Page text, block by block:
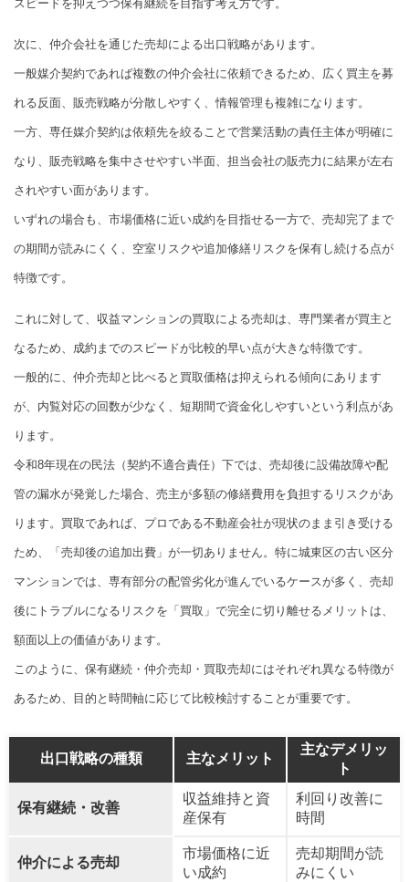
スピードを抑えつつ保有継続を目指す考え方です。
次に、仲介会社を通じた売却による出口戦略があります。
一般媒介契約であれば複数の仲介会社に依頼できるため、広く買主を募
れる反面、販売戦略が分散しやすく、情報管理も複雑になります。
一方、専任媒介契約は依頼先を絞ることで営業活動の責任主体が明確に
なり、販売戦略を集中させやすい半面、担当会社の販売力に結果が左右
されやすい面があります。
いずれの場合も、市場価格に近い成約を目指せる一方で、売却完了まで
の期間が読みにくく、空室リスクや追加修繕リスクを保有し続ける点が
特徴です。
これに対して、収益マンションの買取による売却は、専門業者が買主と
なるため、成約までのスピードが比較的早い点が大きな特徴です。
一般的に、仲介売却と比べると買取価格は抑えられる傾向にあります
が、内覧対応の回数が少なく、短期間で資金化しやすいという利点があ
ります。
令和8年現在の民法（契約不適合責任）下では、売却後に設備故障や配
管の漏水が発覚した場合、売主が多額の修繕費用を負担するリスクがあ
ります。買取であれば、プロである不動産会社が現状のまま引き受ける
ため、「売却後の追加出費」が一切ありません。特に城東区の古い区分
マンションでは、専有部分の配管劣化が進んでいるケースが多く、売却
後にトラブルになるリスクを「買取」で完全に切り離せるメリットは、
額面以上の価値があります。
このように、保有継続・仲介売却・買取売却にはそれぞれ異なる特徴が
あるため、目的と時間軸に応じて比較検討することが重要です。
出口戦略の種類 主なメリット
主なデメリッ
ト
保有継続・改善
収益維持と資
産保有
利回り改善に
時間
仲介による売却
市場価格に近
い成約
売却期間が読
みにくい